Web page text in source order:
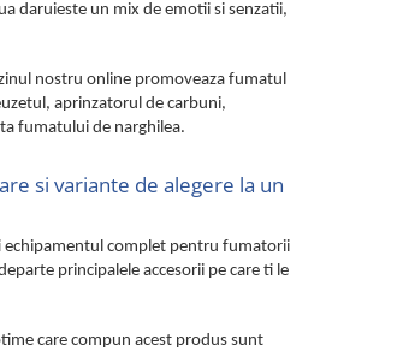
daruieste un mix de emotii si senzatii,
nostru online promoveaza fumatul
aprinzatorul de carbuni,
fumatului de narghilea.
si variante de alegere la un
echipamentul complet pentru fumatorii
principalele accesorii pe care ti le
care compun acest produs sunt